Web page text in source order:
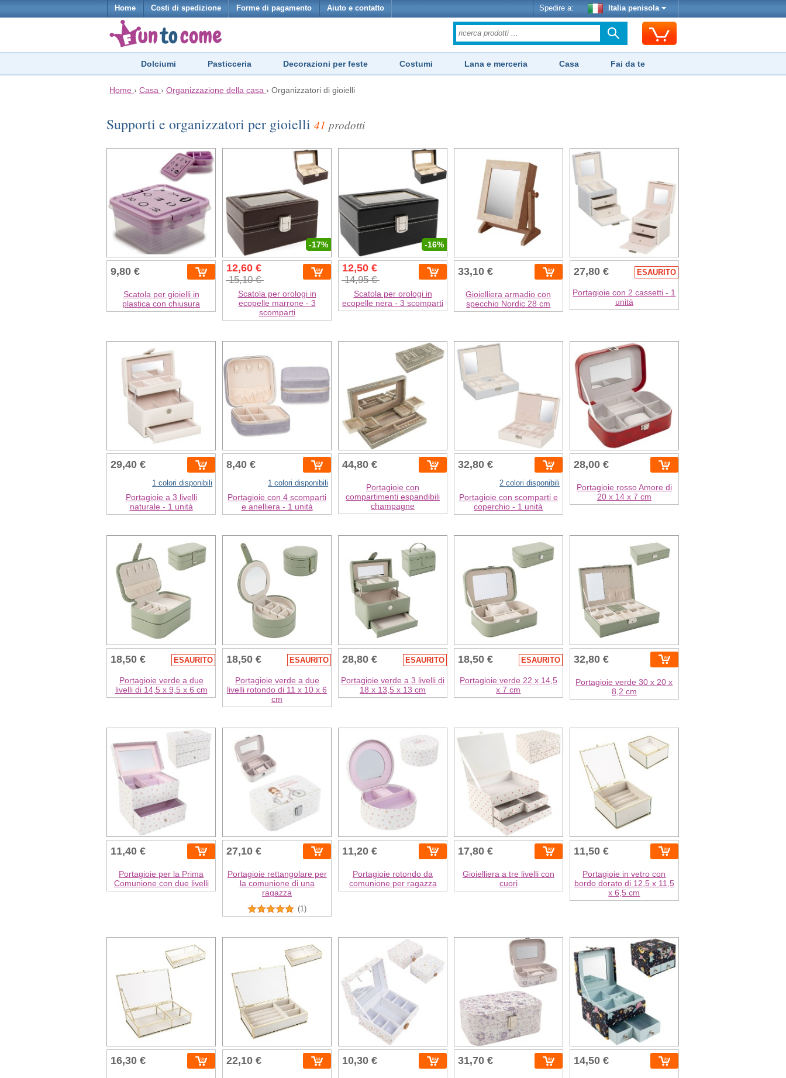
Home Costi di spedizione Forme di pagamento Aiuto e contatto Spedire a: Italia penisola
Dolciumi Pasticceria Decorazioni per feste Costumi Lana e merceria Casa Fai da te
Home › Casa › Organizzazione della casa › Organizzatori di gioielli
Supporti e organizzatori per gioielli 41 prodotti
9,80 €
Scatola per gioielli in
plastica con chiusura
-17%
12,60 €
15,10 €
Scatola per orologi in
ecopelle marrone - 3
scomparti
-16%
12,50 €
14,95 €
Scatola per orologi in
ecopelle nera - 3 scomparti
33,10 €
Gioielliera armadio con
specchio Nordic 28 cm
27,80 € ESAURITO
Portagioie con 2 cassetti - 1
unità
29,40 €
1 colori disponibili
Portagioie a 3 livelli
naturale - 1 unità
8,40 €
1 colori disponibili
Portagioie con 4 scomparti
e anelliera - 1 unità
44,80 €
Portagioie con
compartimenti espandibili
champagne
32,80 €
2 colori disponibili
Portagioie con scomparti e
coperchio - 1 unità
28,00 €
Portagioie rosso Amore di
20 x 14 x 7 cm
18,50 € ESAURITO
Portagioie verde a due
livelli di 14,5 x 9,5 x 6 cm
18,50 € ESAURITO
Portagioie verde a due
livelli rotondo di 11 x 10 x 6
cm
28,80 € ESAURITO
Portagioie verde a 3 livelli di
18 x 13,5 x 13 cm
18,50 € ESAURITO
Portagioie verde 22 x 14,5
x 7 cm
32,80 €
Portagioie verde 30 x 20 x
8,2 cm
11,40 €
Portagioie per la Prima
Comunione con due livelli
27,10 €
Portagioie rettangolare per
la comunione di una
ragazza
(1)
11,20 €
Portagioie rotondo da
comunione per ragazza
17,80 €
Gioielliera a tre livelli con
cuori
11,50 €
Portagioie in vetro con
bordo dorato di 12,5 x 11,5
x 6,5 cm
16,30 € 22,10 € 10,30 € 31,70 € 14,50 €